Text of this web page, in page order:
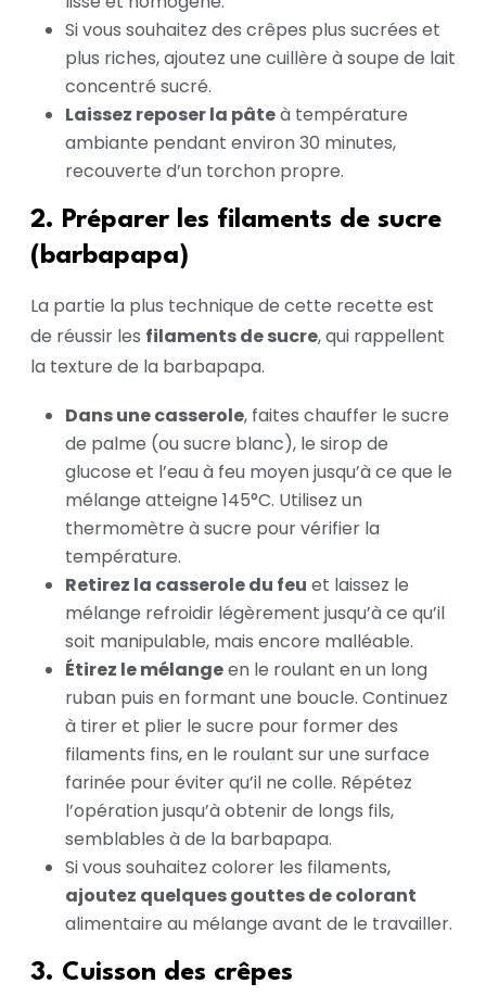
Si vous souhaitez des crêpes plus sucrées et
plus riches, ajoutez une cuillère à soupe de lait
concentré sucré.
Laissez reposer la pâteà température
ambiante pendant environ 30 minutes,
recouverte d’un torchon propre.
2. Préparer les filaments de sucre
(barbapapa)
La partie la plus technique de cette recette est
de réussir les filaments de sucre, qui rappellent
la texture de la barbapapa.
Dans une casserole, faites chauffer le sucre
de palme (ou sucre blanc), le sirop de
glucose et l’eau à feu moyen jusqu’à ce que le
mélange atteigne 145°C. Utilisez un
thermomètre à sucre pour vérifier la
température.
Retirez la casserole du feu et laissez le
mélange refroidir légèrement jusqu’à ce qu’il
soit manipulable, mais encore malléable.
Étirez le mélangeen le roulant en un long
ruban puis en formant une boucle. Continuez
à tirer et plier le sucre pour former des
filaments fins, en le roulant sur une surface
farinée pour éviter qu’il ne colle. Répétez
l’opération jusqu’à obtenir de longs fils,
semblables à de la barbapapa.
Si vous souhaitez colorer les filaments,
ajoutez quelques gouttes de colorant
alimentaire au mélange avant de le travailler.
3. Cuisson des crêpes